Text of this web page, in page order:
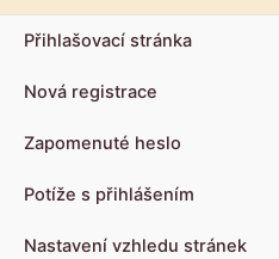
Přihlašovací stránka
Nová registrace
Zapomenuté heslo
Potíže s přihlášením
Nastavení vzhledu stránek